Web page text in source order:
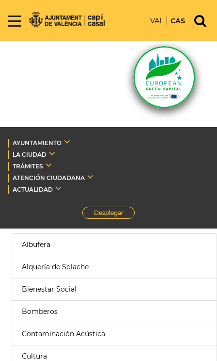
VAL CAS
AYUNTAMIENTO
LA CIUDAD
TRÁMITES
ATENCIÓN CIUDADANA
ACTUALIDAD
Desplegar
Albufera
Alquería de Solache
Bienestar Social
Bomberos
Contaminación Acústica
Cultura